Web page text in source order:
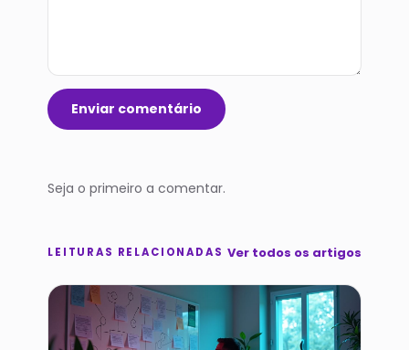
Enviar comentário
Seja o primeiro a comentar.
LEITURAS RELACIONADAS Ver todos os artigos